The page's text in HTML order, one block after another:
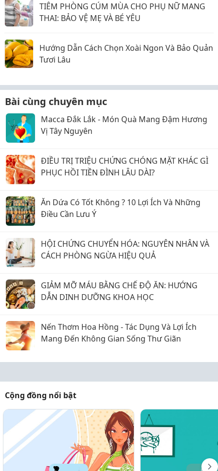
TIÊM PHÒNG CÚM MÙA CHO PHỤ NỮ MANG
THAI: BẢO VỆ MẸ VÀ BÉ YÊU
Hướng Dẫn Cách Chọn Xoài Ngon Và Bảo Quản
Tươi Lâu
Bài cùng chuyên mục
Macca Đắk Lắk - Món Quà Mang Đậm Hương
Vị Tây Nguyên
ĐIỀU TRỊ TRIỆU CHỨNG CHÓNG MẶT KHÁC GÌ
PHỤC HỒI TIỀN ĐÌNH LÂU DÀI?
Ăn Dứa Có Tốt Không ? 10 Lợi Ích Và Những
Điều Cần Lưu Ý
HỘI CHỨNG CHUYỂN HÓA: NGUYÊN NHÂN VÀ
CÁCH PHÒNG NGỪA HIỆU QUẢ
GIẢM MỠ MÁU BẰNG CHẾ ĐỘ ĂN: HƯỚNG
DẪN DINH DƯỠNG KHOA HỌC
Nến Thơm Hoa Hồng - Tác Dụng Và Lợi Ích
Mang Đến Không Gian Sống Thư Giãn
Cộng đồng nổi bật